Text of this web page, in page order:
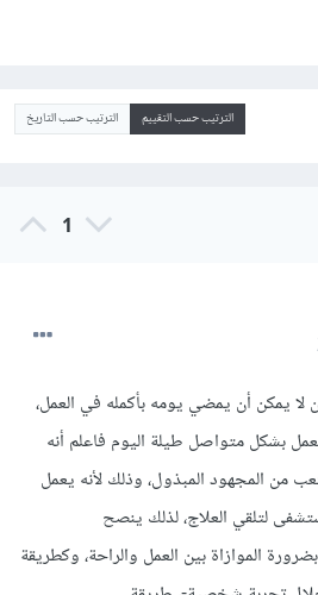
الترتيب حسب التقييم الترتيب حسب التاريخ
1
لا يمكن أن يمضي يومه بأكمله في العمل،
متواصل طيلة اليوم فاعلم أنه
من المجهود المبذول، وذلك لأنه يعمل
لتلقي العلاج، لذلك ينصح
الموازاة بين العمل والراحة، وكطريقة